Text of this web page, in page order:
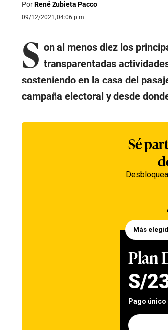
PorRené Zubieta Pacco
09/12/2021, 04:06 p.m.
S on al menos diez los
transparentadas
sosteniendo en la casa del
campaña electoral y desde